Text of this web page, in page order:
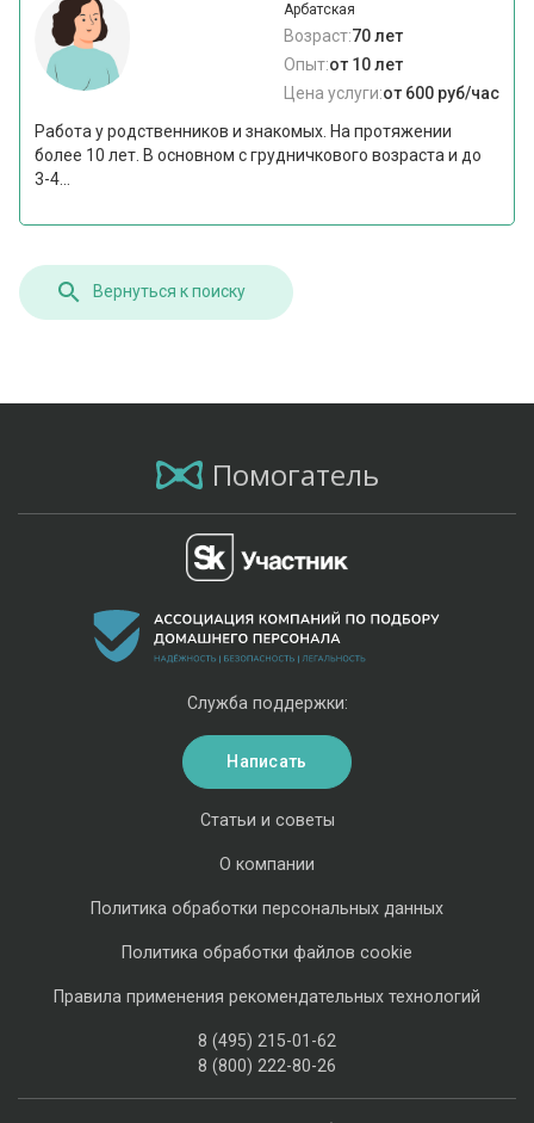
Арбатская
Возраст:70 лет
Опыт:от 10 лет
Цена услуги:от 600 руб/час
Работа у родственников и знакомых. На протяжении
более 10 лет. В основном с грудничкового возраста и до
3-4...
Вернуться к поиску
Помогатель
Статьи и советы
О компании
Политика обработки персональных данных
Политика обработки файлов cookie
Правила применения рекомендательных технологий
8 (495) 215-01-62
8 (800) 222-80-26
Служба поддержки:
Написать